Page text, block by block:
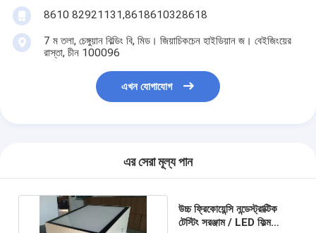
8610 82921131,8618610328618
7 ম তলা, চেঙ্গুয়ান বিল্ডিং বি, মিড। জিয়াচিকচেন হাইডিয়ান জ। বেইজিংয়ের
রাস্তা, চীন 100096
এখন যোগাযোগ
এর সেরা মূল্য পান
উচ্চ ফ্রিকোয়েন্সি নন্ডেস্ট্রাক্টিক
টেস্টিং সরঞ্জাম / LED ফিল্ম